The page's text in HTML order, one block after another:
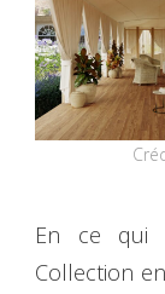
En ce qui
Collection